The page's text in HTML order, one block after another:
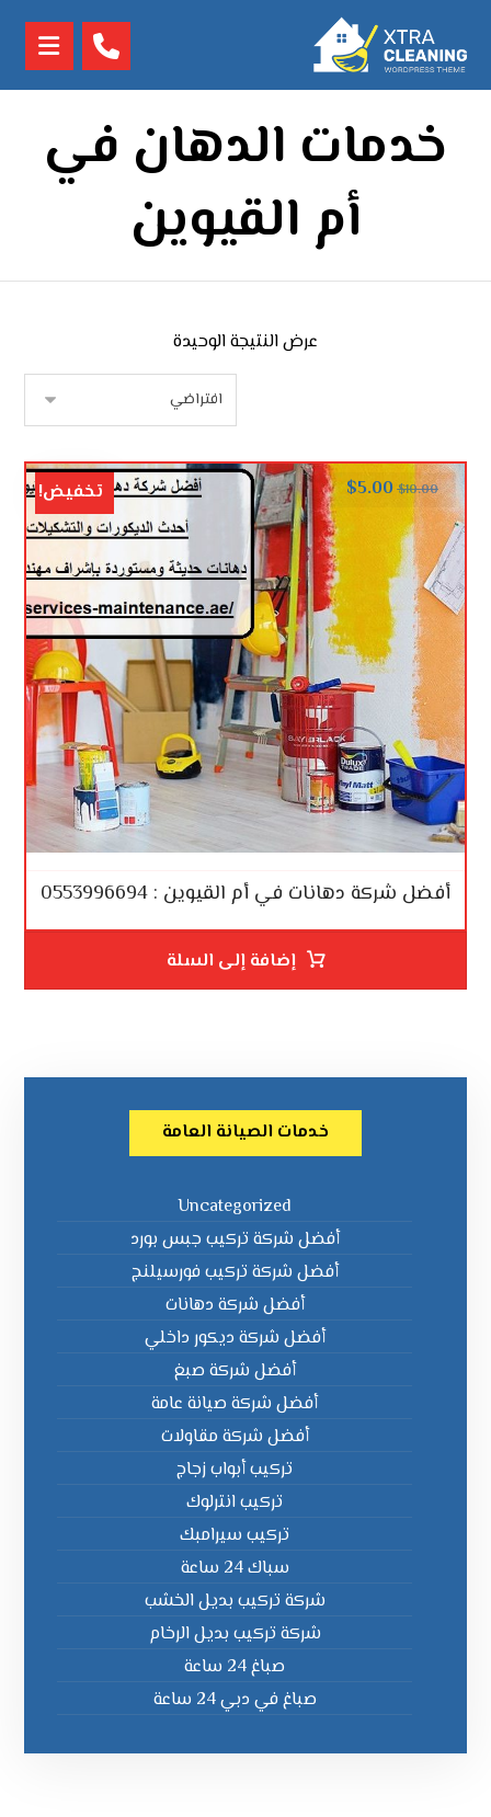
خدمات الدهان في
أم القيوين
عرض النتيجة الوحيدة
أفضل شركة دهانات في أم القيوين : 0553996694
$10.00
$5.00 تخفيض!
إضافة إلى السلة
خدمات الصيانة العامة
Uncategorized
أفضل شركة تركيب جبس بورد
أفضل شركة تركيب فورسيلنج
أفضل شركة دهانات
أفضل شركة ديكور داخلي
أفضل شركة صبغ
أفضل شركة صيانة عامة
أفضل شركة مقاولات
تركيب أبواب زجاج
تركيب انترلوك
تركيب سيرامبك
سباك 24 ساعة
شركة تركيب بديل الخشب
شركة تركيب بديل الرخام
صباغ 24 ساعة
صباغ في دبي 24 ساعة